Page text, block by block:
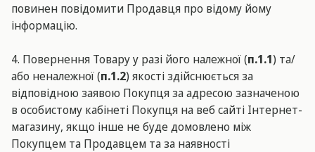
повинен повідомити Продавця про відому йому
інформацію.
4. Повернення Товару у разі його належної (п.1.1) та/
або неналежної (п.1.2) якості здійснюється за
відповідною заявою Покупця за адресою зазначеною
в особистому кабінеті Покупця на веб сайті Інтернет-
магазину, якщо інше не буде домовлено між
Покупцем та Продавцем та за наявності